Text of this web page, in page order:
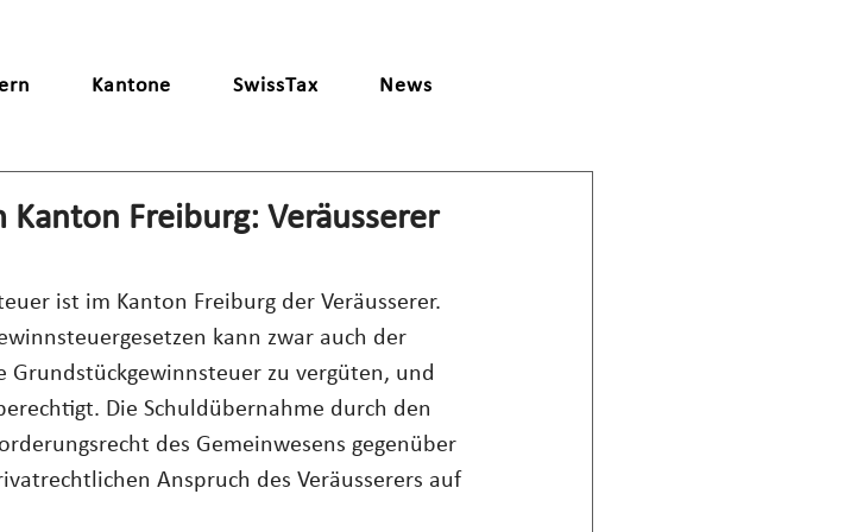
Kantone SwissTax News
Freiburg: Veräusserer
ist im Kanton Freiburg der Veräusserer.
kann zwar auch der
zu vergüten, und
Die Schuldübernahme durch den
des Gemeinwesens gegenüber
Anspruch des Veräusserers auf